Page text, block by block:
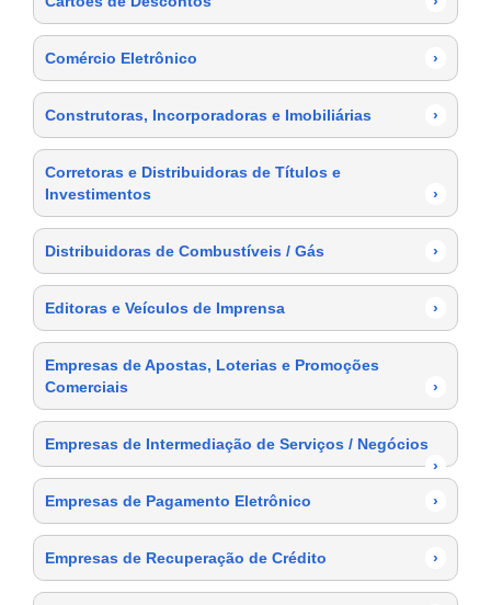
Comércio Eletrônico ›
Construtoras, Incorporadoras e Imobiliárias ›
Corretoras e Distribuidoras de Títulos e
Investimentos
›
Distribuidoras de Combustíveis / Gás ›
Editoras e Veículos de Imprensa ›
Empresas de Apostas, Loterias e Promoções
Comerciais
›
Empresas de Intermediação de Serviços / Negócios
›
Empresas de Pagamento Eletrônico
›
Empresas de Recuperação de Crédito ›